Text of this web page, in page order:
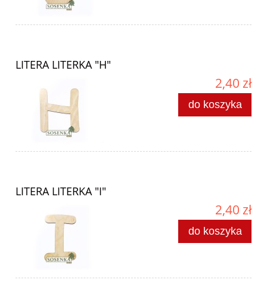
LITERA LITERKA "H"
2,40 zł
do koszyka
LITERA LITERKA "I"
2,40 zł
do koszyka